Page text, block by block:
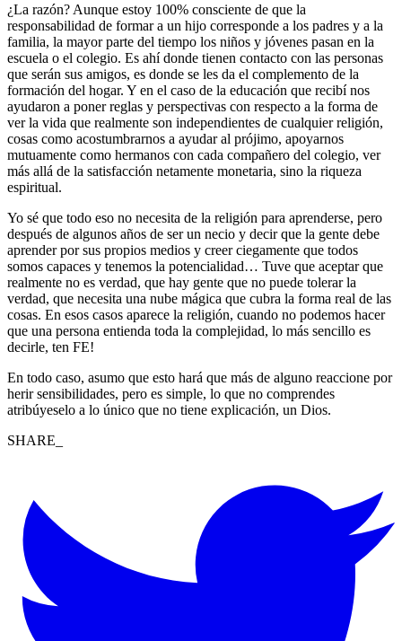
¿La razón? Aunque estoy 100% consciente de que la
responsabilidad de formar a un hijo corresponde a los padres y a la
familia, la mayor parte del tiempo los niños y jóvenes pasan en la
escuela o el colegio. Es ahí donde tienen contacto con las personas
que serán sus amigos, es donde se les da el complemento de la
formación del hogar. Y en el caso de la educación que recibí nos
ayudaron a poner reglas y perspectivas con respecto a la forma de
ver la vida que realmente son independientes de cualquier religión,
cosas como acostumbrarnos a ayudar al prójimo, apoyarnos
mutuamente como hermanos con cada compañero del colegio, ver
más allá de la satisfacción netamente monetaria, sino la riqueza
espiritual.
Yo sé que todo eso no necesita de la religión para aprenderse, pero
después de algunos años de ser un necio y decir que la gente debe
aprender por sus propios medios y creer ciegamente que todos
somos capaces y tenemos la potencialidad… Tuve que aceptar que
realmente no es verdad, que hay gente que no puede tolerar la
verdad, que necesita una nube mágica que cubra la forma real de las
cosas. En esos casos aparece la religión, cuando no podemos hacer
que una persona entienda toda la complejidad, lo más sencillo es
decirle, ten FE!
En todo caso, asumo que esto hará que más de alguno reaccione por
herir sensibilidades, pero es simple, lo que no comprendes
atribúyeselo a lo único que no tiene explicación, un Dios.
SHARE_